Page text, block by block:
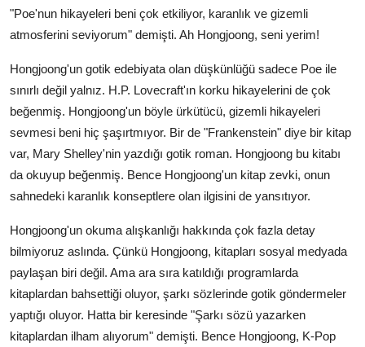
"Poe'nun hikayeleri beni çok etkiliyor, karanlık ve gizemli
atmosferini seviyorum" demişti. Ah Hongjoong, seni yerim!
Hongjoong'un gotik edebiyata olan düşkünlüğü sadece Poe ile
sınırlı değil yalnız. H.P. Lovecraft'ın korku hikayelerini de çok
beğenmiş. Hongjoong'un böyle ürkütücü, gizemli hikayeleri
sevmesi beni hiç şaşırtmıyor. Bir de "Frankenstein" diye bir kitap
var, Mary Shelley'nin yazdığı gotik roman. Hongjoong bu kitabı
da okuyup beğenmiş. Bence Hongjoong'un kitap zevki, onun
sahnedeki karanlık konseptlere olan ilgisini de yansıtıyor.
Hongjoong'un okuma alışkanlığı hakkında çok fazla detay
bilmiyoruz aslında. Çünkü Hongjoong, kitapları sosyal medyada
paylaşan biri değil. Ama ara sıra katıldığı programlarda
kitaplardan bahsettiği oluyor, şarkı sözlerinde gotik göndermeler
yaptığı oluyor. Hatta bir keresinde "Şarkı sözü yazarken
kitaplardan ilham alıyorum" demişti. Bence Hongjoong, K-Pop